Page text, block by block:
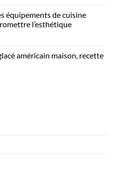
équipements de cuisine
l’esthétique
américain maison, recette